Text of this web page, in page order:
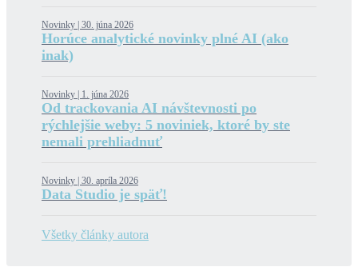
Novinky | 30. júna 2026
Horúce analytické novinky plné AI (ako
inak)
Novinky | 1. júna 2026
Od trackovania AI návštevnosti po
rýchlejšie weby: 5 noviniek, ktoré by ste
nemali prehliadnuť
Novinky | 30. apríla 2026
Data Studio je späť!
Všetky články autora